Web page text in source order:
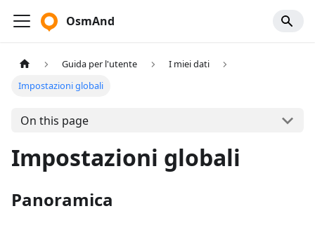
OsmAnd
Guida per l'utente
I miei dati
Impostazioni globali
On this page
Impostazioni globali
Panoramica